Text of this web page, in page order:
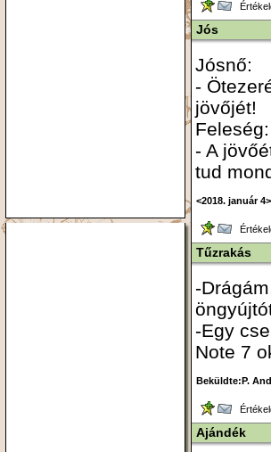
Jós
Jósnő:
-
jövőjét!
Feleség:
- A
tud
<2018. január 4>
Tűzrakás
-
-Egy
Note 7
Beküldte:P.
Ajándék